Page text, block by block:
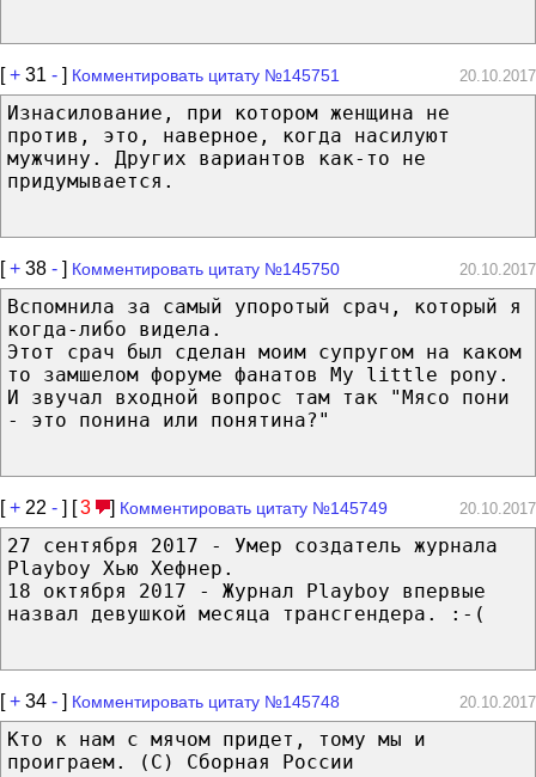
[+ 31 - ] Комментировать цитату №145751 20.10.2017
Изнасилование, при котором женщина не
против, это, наверное, когда насилуют
мужчину. Других вариантов как-то не
придумывается.
[+ 38 - ] Комментировать цитату №145750 20.10.2017
Вспомнила за самый упоротый срач, который я
когда-либо видела.
Этот срач был сделан моим супругом на каком
то замшелом форуме фанатов My little pony.
И звучал входной вопрос там так "Мясо пони
- это понина или понятина?"
[+ 22 - ] [3 ] Комментировать цитату №145749 20.10.2017
27 сентября 2017 - Умер создатель журнала
Playboy Хью Хефнер.
18 октября 2017 - Журнал Playboy впервые
назвал девушкой месяца трансгендера. :-(
[+ 34 - ] Комментировать цитату №145748 20.10.2017
Кто к нам с мячом придет, тому мы и
проиграем. (С) Сборная России